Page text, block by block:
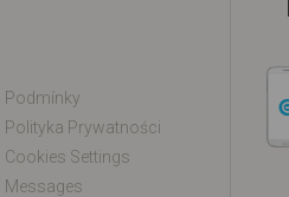
Podmínky
Polityka Prywatności
Cookies Settings
Messages